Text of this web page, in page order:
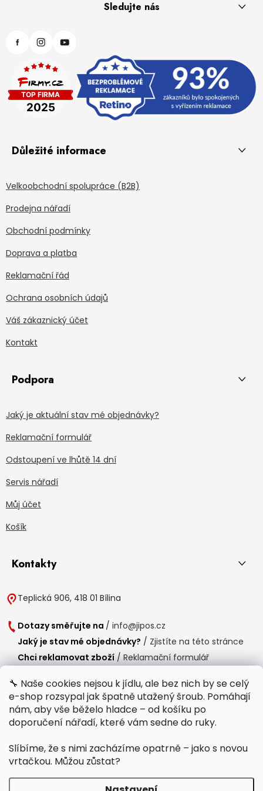
🔧 Naše cookies nejsou k jídlu, ale bez nich by se celý
e-shop rozsypal jak špatně utažený šroub. Pomáhají
nám, aby vše běželo hladce – od košíku po
doporučení nářadí, které vám sedne do ruky.
Slíbíme, že s nimi zacházíme opatrně – jako s novou
vrtačkou. Můžou zůstat?
Sledujte nás
Důležité informace
Velkoobchodní spolupráce (B2B)
Prodejna nářadí
Obchodní podmínky
Doprava a platba
Reklamační řád
Ochrana osobních údajů
Váš zákaznický účet
Kontakt
Podpora
Jaký je aktuální stav mé objednávky?
Reklamační formulář
Odstoupení ve lhůtě 14 dní
Servis nářadí
Můj účet
Košík
Kontakty
Teplická 906, 418 01 Bílina
Dotazy směřujte na / info@jipos.cz
Jaký je stav mé objednávky? / Zjistíte na této stránce
Chci reklamovat zboží / Reklamační formulář
Provozní doba
Po-Čt /
8:00 - 15:00
Polední přestávka /11:00 - 11:30